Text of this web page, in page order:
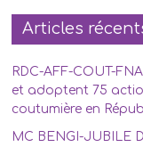
Articles
RDC-AFF-COUT-
et adoptent 75
coutumière en
MC BENGI-JUBILE